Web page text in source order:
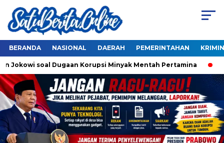
BERANDA NASIONAL DAERAH PEMERINTAHAN
soal Dugaan Korupsi Minyak Mentah Pertamina